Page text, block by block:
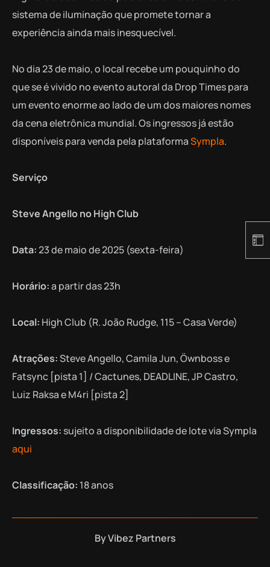
sistema de iluminação que promete tornar a
experiência ainda mais inesquecível.
No dia 23 de maio, o local recebe um pouquinho do
que se é vivido no evento autoral da Drop Times para
um evento enorme ao lado de um dos maiores nomes
da cena eletrônica mundial. Os ingressos já estão
disponíveis para venda pela plataformaSympla.
Serviço
Steve Angello no High Club
Data:23 de maio de 2025 (sexta-feira)
Horário:a partir das 23h
Local: High Club (R. João Rudge, 115 – Casa Verde)
Atrações:Steve Angello, Camila Jun, Öwnboss e
Fatsync [pista 1] / Cactunes, DEADLINE, JP Castro,
Luiz Raksa e M4ri [pista 2]
Ingressos: sujeito a disponibilidade de lote via Sympla
aqui
Classificação: 18 anos
ByVibez Partners